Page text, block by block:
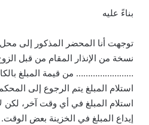
بناءً عليه
توجهت أنا المحضر المذكور إلى محل
نسخة من الإنذار المقام من قبل
…………………… من قيمة المبلغ
استلام المبلغ يتم الرجوع إلى
استلام المبلغ في أي وقت آخر، لكن
إيداع المبلغ في الخزينة بعض الوقت.